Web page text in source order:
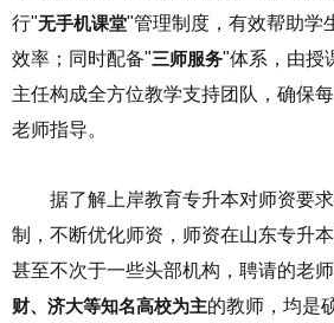
行"无手机课堂"管理制度，有效帮助学
效率；同时配备"三师服务"体系，由授
主任构成全方位教学支持团队，确保
老师指导。
据了解上岸教育专升本对师资要
制，不断优化师资，师资在山东专升
甚至不次于一些头部机构，聘请的老
财、济大等知名高校为主的教师，均是